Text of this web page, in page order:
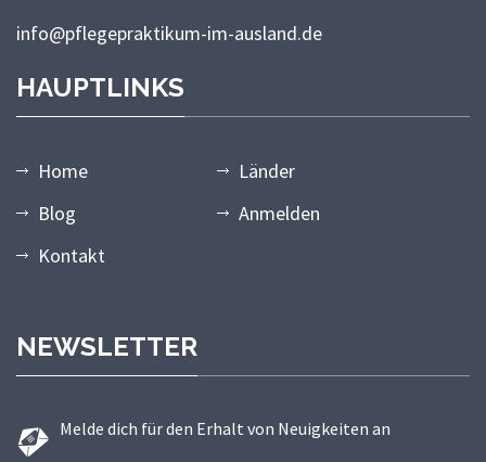
info@pflegepraktikum-im-ausland.de
HAUPTLINKS
Home
Länder
Blog
Anmelden
Kontakt
NEWSLETTER
Melde dich für den Erhalt von Neuigkeiten an